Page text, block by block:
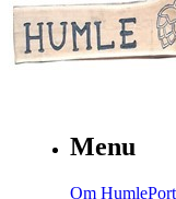
Menu
Om